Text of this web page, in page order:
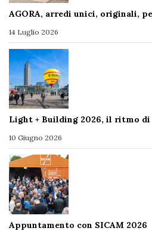
AGORA, arredi unici, originali,
14 Luglio 2026
Light + Building 2026, il ritmo
10 Giugno 2026
Appuntamento con SICAM 2026